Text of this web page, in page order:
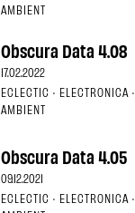
AMBIENT
Obscura Data 4.08
17.02.2022
ECLECTIC · ELECTRONICA ·
AMBIENT
Obscura Data 4.05
09.12.2021
ECLECTIC · ELECTRONICA ·